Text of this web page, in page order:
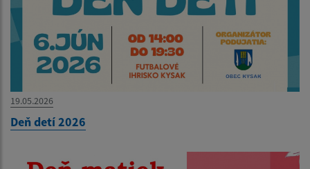
19.05.2026
Deň detí 2026